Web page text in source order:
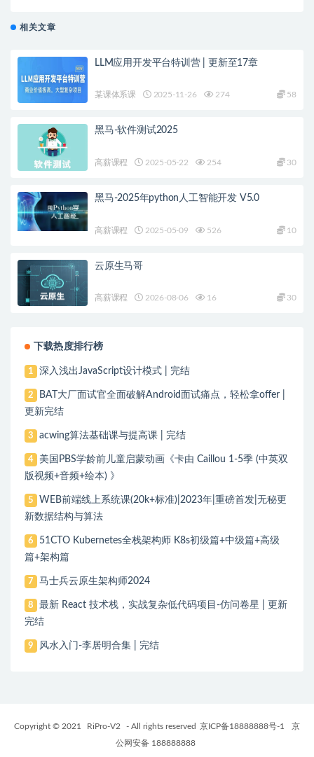
相关文章
LLM应用开发平台特训营 | 更新至17章
某课体系课 2025-11-26 274 58
黑马-软件测试2025
高薪课程 2025-05-22 254 30
黑马-2025年python人工智能开发 V5.0
高薪课程 2025-05-09 526 10
云原生马哥
高薪课程 2026-08-06 16 30
下载热度排行榜
1 深入浅出JavaScript设计模式 | 完结
2
BAT大厂面试官全面破解Android面试痛点，轻松拿offer |
更新完结
3 acwing算法基础课与提高课 | 完结
4
美国PBS学龄前儿童启蒙动画《卡由 Caillou 1-5季 (中英双
版视频+音频+绘本) 》
5
WEB前端线上系统课(20k+标准)|2023年|重磅首发|无秘更
新数据结构与算法
6
51CTO Kubernetes全栈架构师 K8s初级篇+中级篇+高级
篇+架构篇
7 马士兵云原生架构师2024
8
最新 React 技术栈，实战复杂低代码项目-仿问卷星 | 更新
完结
9 风水入门-李居明合集 | 完结
Copyright © 2021 RiPro-V2 - All rights reserved 京ICP备18888888号-1
京
公网安备 188888888